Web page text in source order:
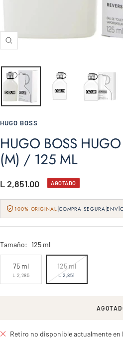
Zoom
HUGO BOSS
HUGO BOSS HUGO
(M) / 125 ML
Precio
de
venta
L 2,851.00 AGOTADO
100% ORIGINAL COMPRA SEGURA
Tamaño: 125 ml
75 ml
L 2,285
125 ml
L 2,851
Retiro no disponible actualmente en